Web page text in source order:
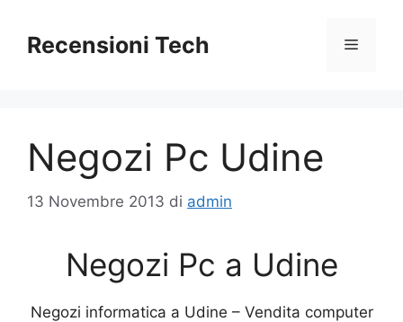
contenuto
Recensioni Tech Menu
Negozi Pc Udine
13 Novembre 2013 di admin
Negozi Pc a Udine
Negozi informatica a Udine – Vendita computer